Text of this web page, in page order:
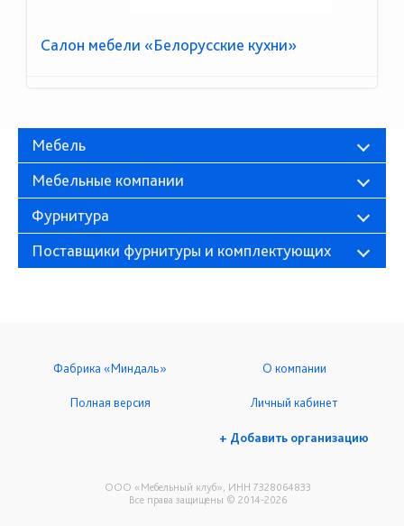
Салон мебели «Белорусские кухни»
Мебель
Мебельные компании
Фурнитура
Поставщики фурнитуры и комплектующих
ООО «Мебельный клуб», ИНН 7328064833
Все права защищены © 2014-2026
Фабрика «Миндаль» О компании
Полная версия Личный кабинет
+ Добавить организацию